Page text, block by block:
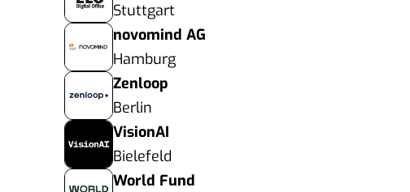
Stuttgart
novomind AG
Hamburg
Zenloop
Berlin
VisionAI
Bielefeld
World Fund